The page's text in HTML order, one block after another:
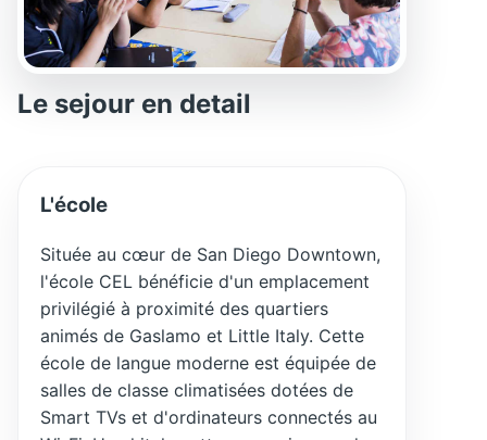
Le sejour en detail
L'école
Située au cœur de San Diego Downtown,
l'école CEL bénéficie d'un emplacement
privilégié à proximité des quartiers
animés de Gaslamo et Little Italy. Cette
école de langue moderne est équipée de
salles de classe climatisées dotées de
Smart TVs et d'ordinateurs connectés au